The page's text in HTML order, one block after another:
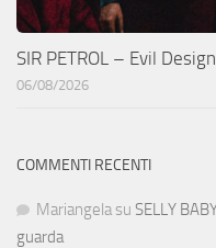
SIR PETROL – Evil Design
06/08/2026
COMMENTI RECENTI
Mariangela su SELLY
guarda